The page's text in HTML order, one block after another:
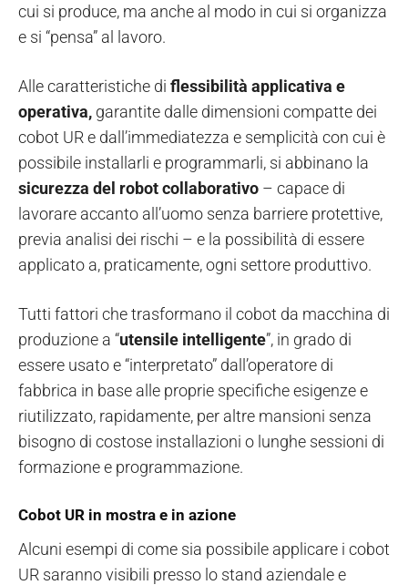
cui si produce, ma anche al modo in cui si organizza
e si “pensa” al lavoro.
Alle caratteristiche di flessibilità applicativa e
operativa, garantite dalle dimensioni compatte dei
cobot UR e dall’immediatezza e semplicità con cui è
possibile installarli e programmarli, si abbinano la
sicurezza del robot collaborativo – capace di
lavorare accanto all’uomo senza barriere protettive,
previa analisi dei rischi – e la possibilità di essere
applicato a, praticamente, ogni settore produttivo.
Tutti fattori che trasformano il cobot da macchina di
produzione a “utensile intelligente”, in grado di
essere usato e “interpretato” dall’operatore di
fabbrica in base alle proprie specifiche esigenze e
riutilizzato, rapidamente, per altre mansioni senza
bisogno di costose installazioni o lunghe sessioni di
formazione e programmazione.
Cobot UR in mostra e in azione
Alcuni esempi di come sia possibile applicare i cobot
UR saranno visibili presso lo stand aziendale e